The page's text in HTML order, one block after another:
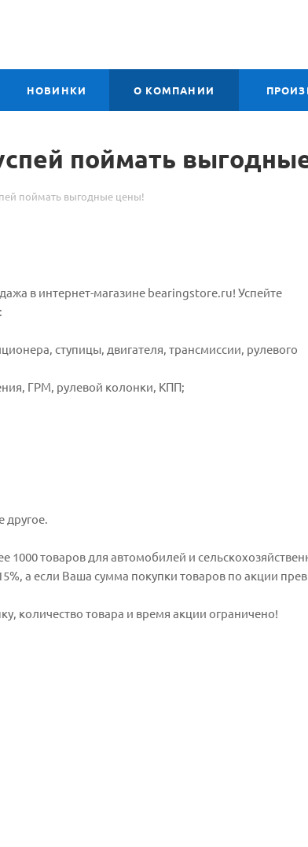
НОВИНКИ О КОМПАНИИ
поймать
поймать выгодные цены!
в интернет-магазине bearingstore.ru! Успейте
:
ступицы, двигателя, трансмиссии, рулевого
ГРМ, рулевой колонки, КПП;
другое.
1000 товаров для автомобилей и
а если Ваша сумма покупки товаров по акции
количество товара и время акции ограничено!